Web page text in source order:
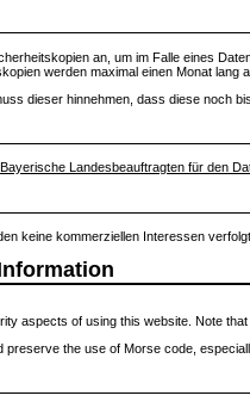
an, um im Falle eines
werden maximal einen Monat lang
dieser hinnehmen, dass diese noch
Bayerische Landesbeauftragten für den
keine kommerziellen Interessen verfolgt.
aspects of using this website. Note
the use of Morse code,